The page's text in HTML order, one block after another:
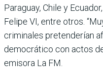
Paraguay, Chile y
Felipe VI, entre otros.
criminales pretenderían
democrático con actos
emisora La FM.